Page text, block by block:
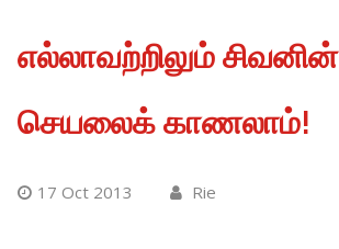
எல்லாவற்றிலும் சிவனின்
செயலைக் காணலாம்!
17 Oct 2013 Rie